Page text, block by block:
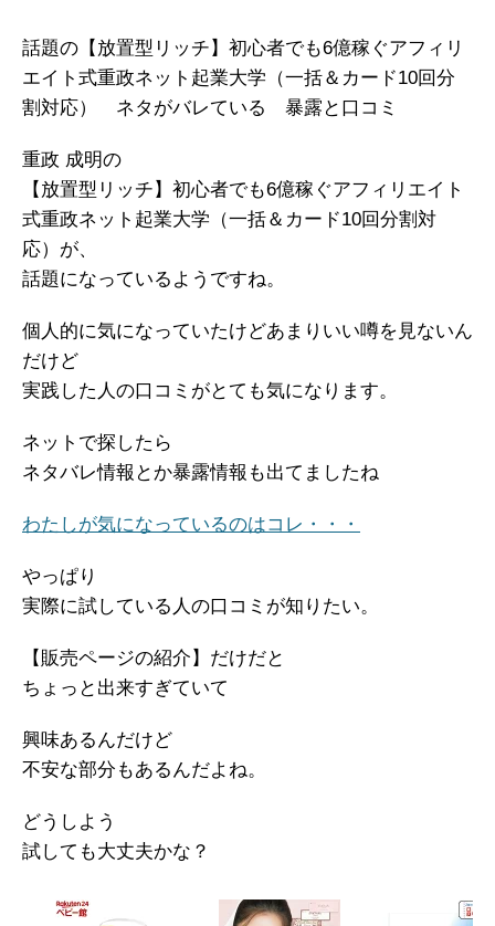
話題の【放置型リッチ】初心者でも6億稼ぐアフィリ
エイト式重政ネット起業大学（一括＆カード10回分
割対応） ネタがバレている 暴露と口コミ
重政 成明の
【放置型リッチ】初心者でも6億稼ぐアフィリエイト
式重政ネット起業大学（一括＆カード10回分割対
応）が、
話題になっているようですね。
個人的に気になっていたけどあまりいい噂を見ないん
だけど
実践した人の口コミがとても気になります。
ネットで探したら
ネタバレ情報とか暴露情報も出てましたね
わたしが気になっているのはコレ・・・
やっぱり
実際に試している人の口コミが知りたい。
【販売ページの紹介】だけだと
ちょっと出来すぎていて
興味あるんだけど
不安な部分もあるんだよね。
どうしよう
試しても大丈夫かな？